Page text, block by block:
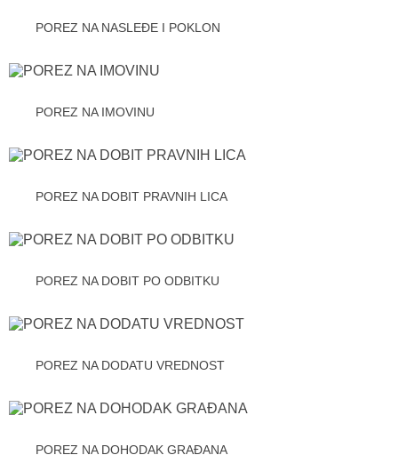
POREZ NA NASLEĐE I POKLON
POREZ NA IMOVINU
POREZ NA DOBIT PRAVNIH LICA
POREZ NA DOBIT PO ODBITKU
POREZ NA DODATU VREDNOST
POREZ NA DOHODAK GRAĐANA